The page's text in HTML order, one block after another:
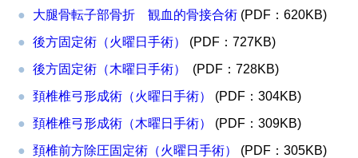
大腿骨転子部骨折 観血的骨接合術 (PDF：620KB)
後方固定術（火曜日手術）
(PDF：727KB)
後方固定術（木曜日手術）
(PDF：728KB)
頚椎椎弓形成術（火曜日手術）
(PDF：304KB)
頚椎椎弓形成術（木曜日手術）
(PDF：309KB)
頚椎前方除圧固定術（火曜日手術）
(PDF：305KB)